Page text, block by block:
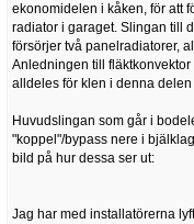
ekonomidelen i kåken, för att
radiator i garaget. Slingan till
försörjer två panelradiatorer,
Anledningen till
alldeles för klen i denna delen
Huvudslingan som går i
"koppel"/bypass nere i
bild på hur dessa ser ut:
Jag har med installatörerna